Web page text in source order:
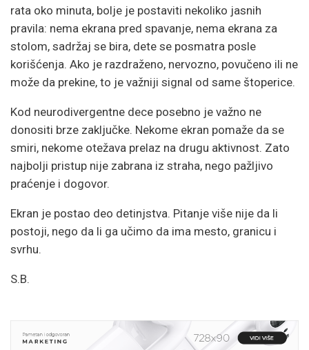
rata oko minuta, bolje je postaviti nekoliko jasnih
pravila: nema ekrana pred spavanje, nema ekrana za
stolom, sadržaj se bira, dete se posmatra posle
korišćenja. Ako je razdraženo, nervozno, povučeno ili ne
može da prekine, to je važniji signal od same štoperice.
Kod neurodivergentne dece posebno je važno ne
donositi brze zaključke. Nekome ekran pomaže da se
smiri, nekome otežava prelaz na drugu aktivnost. Zato
najbolji pristup nije zabrana iz straha, nego pažljivo
praćenje i dogovor.
Ekran je postao deo detinjstva. Pitanje više nije da li
postoji, nego da li ga učimo da ima mesto, granicu i
svrhu.
S.B.